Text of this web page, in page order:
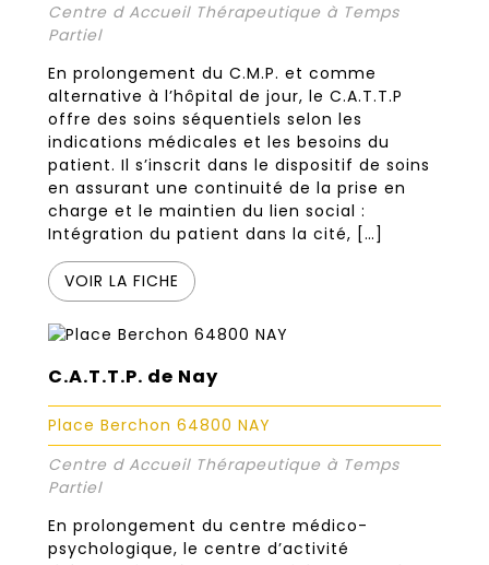
Centre d Accueil Thérapeutique à Temps
Partiel
En prolongement du C.M.P. et comme
alternative à l’hôpital de jour, le C.A.T.T.P
offre des soins séquentiels selon les
indications médicales et les besoins du
patient. Il s’inscrit dans le dispositif de soins
en assurant une continuité de la prise en
charge et le maintien du lien social :
Intégration du patient dans la cité, […]
VOIR LA FICHE
C.A.T.T.P. de Nay
Place Berchon 64800 NAY
Centre d Accueil Thérapeutique à Temps
Partiel
En prolongement du centre médico-
psychologique, le centre d’activité